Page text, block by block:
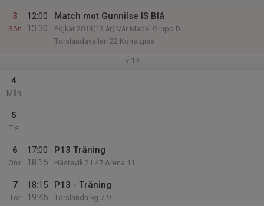
3
Sön
12:00
13:30
Match mot Gunnilse IS Blå
Pojkar 2013(13 år) Vår Medel Grupp D
Torslandavallen 22 Konstgräs
v.19
4
Mån
5
Tis
6
Ons
17:00
18:15
P13 Träning
Hästevik 21:47 Arena 11
7
Tor
18:15
19:45
P13 - Träning
Torslanda kg 7-9